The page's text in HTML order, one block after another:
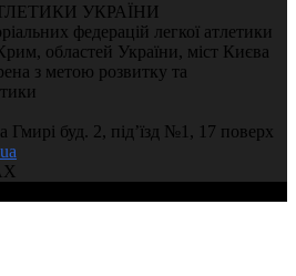
УКРАЇНИ
федерацій легкої атлетики
областей України, міст Києва
з метою розвитку та
Гмирі буд. 2, під’їзд №1, 17 поверх